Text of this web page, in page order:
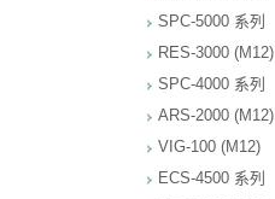
SPC-5000 系列
RES-3000 (M12)
SPC-4000 系列
ARS-2000 (M12)
VIG-100 (M12)
ECS-4500 系列